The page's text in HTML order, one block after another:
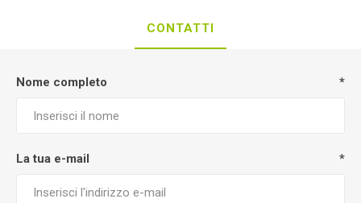
CONTATTI
Nome completo *
La tua e-mail *